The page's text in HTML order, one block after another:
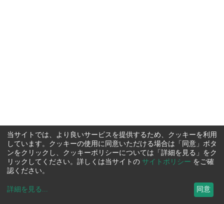
当サイトでは、より良いサービスを提供するため、クッキーを利用
しています。クッキーの使用に同意いただける場合は「同意」ボタ
ンをクリックし、クッキーポリシーについては「詳細を見る」をク
リックしてください。詳しくは当サイトの サイトポリシー をご確
認ください。
詳細を見る ... 同意